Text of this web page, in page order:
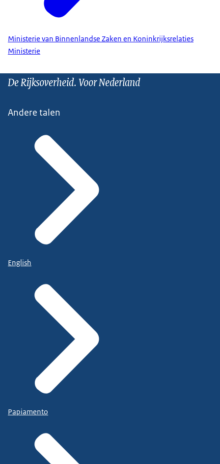
Ministerie van Binnenlandse Zaken en Koninkrijksrelaties
Ministerie
De Rijksoverheid. Voor Nederland
Andere talen
English
Papiamento